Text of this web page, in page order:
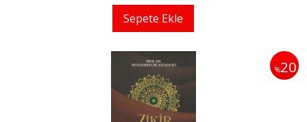
Sepete Ekle
%20